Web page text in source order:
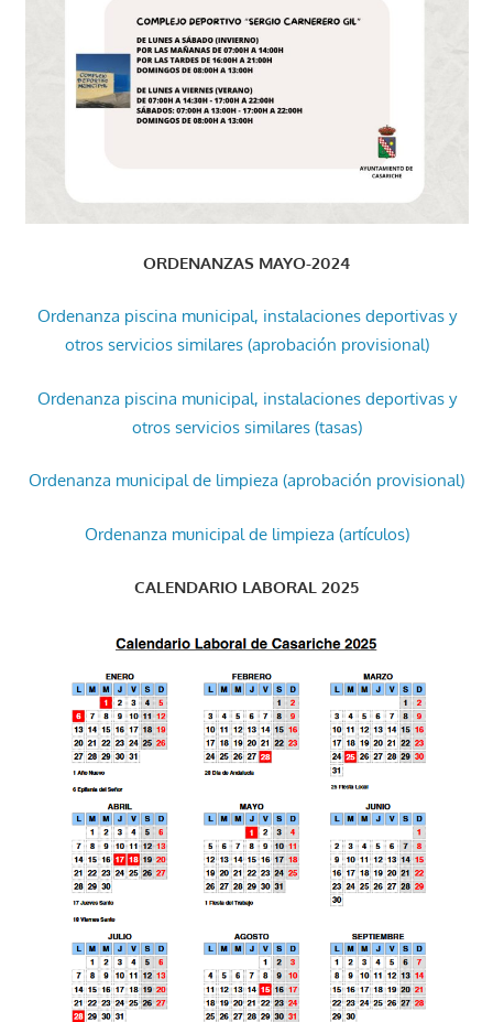
ORDENANZAS MAYO-2024
Ordenanza piscina municipal, instalaciones deportivas y
otros servicios similares (aprobación provisional)
Ordenanza piscina municipal, instalaciones deportivas y
otros servicios similares (tasas)
Ordenanza municipal de limpieza (aprobación provisional)
Ordenanza municipal de limpieza (artículos)
CALENDARIO LABORAL 2025